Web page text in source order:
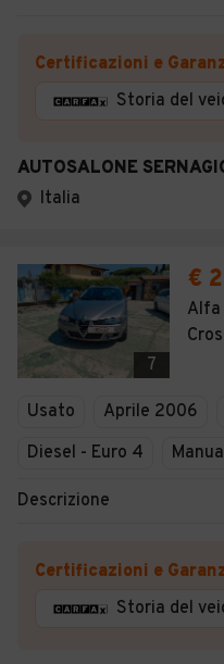
Certificazioni e
Storia del
AUTOSALONE
Italia
7
€
Alfa
Usato Aprile 2006
Diesel - Euro 4
Descrizione
Certificazioni e
Storia del